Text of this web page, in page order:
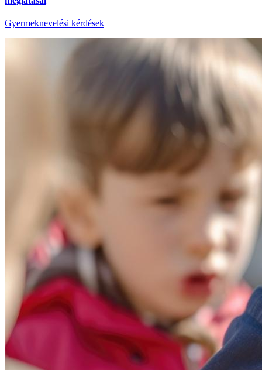
Gyermeknevelési kérdések